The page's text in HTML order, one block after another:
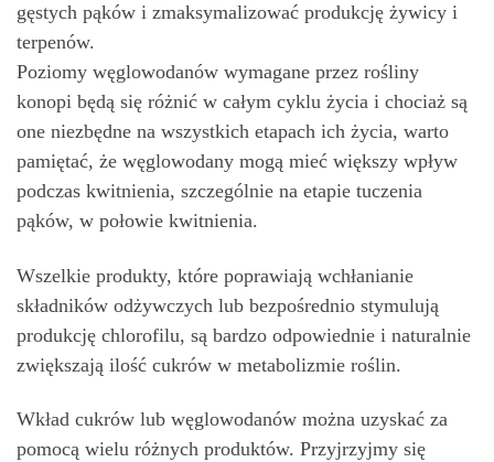
gęstych pąków i zmaksymalizować produkcję żywicy i
terpenów.
Poziomy węglowodanów wymagane przez rośliny
konopi będą się różnić w całym cyklu życia i chociaż są
one niezbędne na wszystkich etapach ich życia, warto
pamiętać, że węglowodany mogą mieć większy wpływ
podczas kwitnienia, szczególnie na etapie tuczenia
pąków, w połowie kwitnienia.
Wszelkie produkty, które poprawiają wchłanianie
składników odżywczych lub bezpośrednio stymulują
produkcję chlorofilu, są bardzo odpowiednie i naturalnie
zwiększają ilość cukrów w metabolizmie roślin.
Wkład cukrów lub węglowodanów można uzyskać za
pomocą wielu różnych produktów. Przyjrzyjmy się